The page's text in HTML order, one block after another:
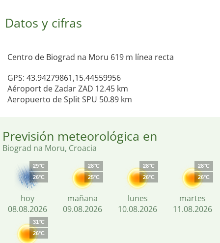
Datos y cifras
Centro de Biograd na Moru 619 m línea recta
GPS: 43.94279861,15.44559956
Aéroport de Zadar ZAD 12.45 km
Aeropuerto de Split SPU 50.89 km
Previsión meteorológica en
Biograd na Moru, Croacia
29°C
26°C
hoy
08.08.2026
28°C
25°C
mañana
09.08.2026
28°C
26°C
lunes
10.08.2026
28°C
26°C
martes
11.08.2026
31°C
26°C